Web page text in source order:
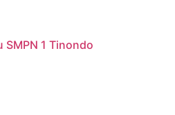
SMPN 1 Tinondo